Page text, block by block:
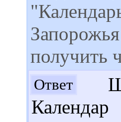
получить
Ответ